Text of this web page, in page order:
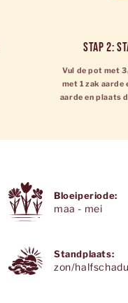
Stap 2:
Vul de pot met
met 1 zak aarde
aarde en plaats
Bloeiperiode:
maa - mei
Standplaats:
zon/